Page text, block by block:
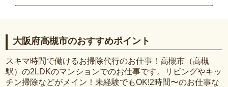
大阪府高槻市のおすすめポイント
スキマ時間で働けるお掃除代行のお仕事！高槻市（高槻
駅）の2LDKのマンションでのお仕事です。リビングやキッ
チン掃除などがメイン！未経験でもOK!2時間〜のお仕事な